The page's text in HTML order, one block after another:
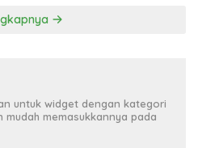
untuk widget dengan kategori
memasukkannya pada